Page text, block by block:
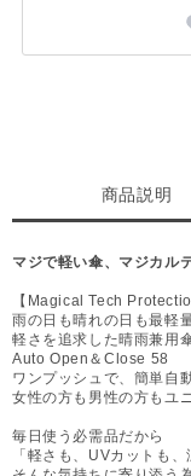
商品説明
マジで軽い傘、マジカル
【Magical Tech
雨の日も晴れの日も最軽
軽さを追求した晴雨兼用
Auto Open＆Close 58
ワンプッシュで、簡単自
女性の方も男性の方もユ
毎日使う必需品だから
「軽さも、UVカットも